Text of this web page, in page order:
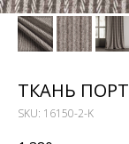
ТКАНЬ
SKU: 16150-2-K